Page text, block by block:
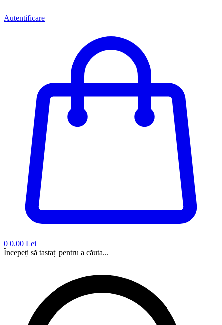
Autentificare
0 0.00 Lei
Începeți să tastați pentru a căuta...